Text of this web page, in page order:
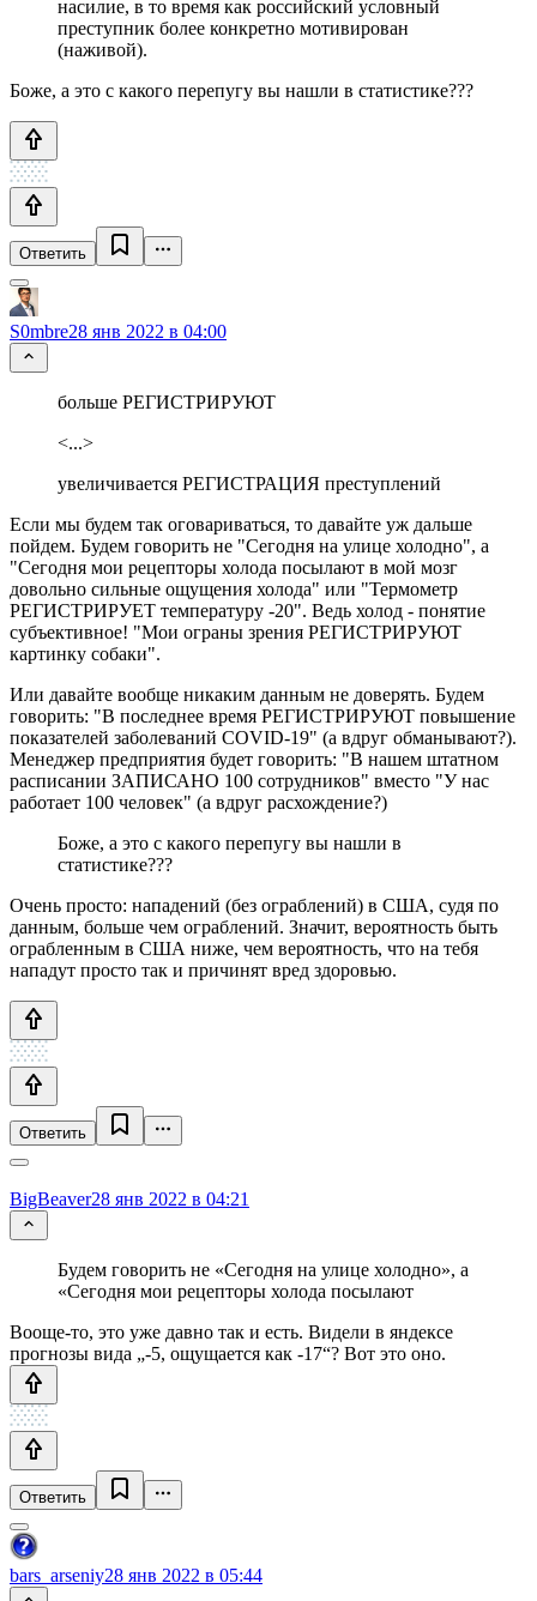
насилие, в то время как российский условный
преступник более конкретно мотивирован
(наживой).
Боже, а это с какого перепугу вы нашли в статистике???
Ответить
S0mbre28 янв 2022 в 04:00
больше РЕГИСТРИРУЮТ
<...>
увеличивается РЕГИСТРАЦИЯ преступлений
Если мы будем так оговариваться, то давайте уж дальше
пойдем. Будем говорить не "Сегодня на улице холодно", а
"Сегодня мои рецепторы холода посылают в мой мозг
довольно сильные ощущения холода" или "Термометр
РЕГИСТРИРУЕТ температуру -20". Ведь холод - понятие
субъективное! "Мои ограны зрения РЕГИСТРИРУЮТ
картинку собаки".
Или давайте вообще никаким данным не доверять. Будем
говорить: "В последнее время РЕГИСТРИРУЮТ повышение
показателей заболеваний COVID-19" (а вдруг обманывают?).
Менеджер предприятия будет говорить: "В нашем штатном
расписании ЗАПИСАНО 100 сотрудников" вместо "У нас
работает 100 человек" (а вдруг расхождение?)
Боже, а это с какого перепугу вы нашли в
статистике???
Очень просто: нападений (без ограблений) в США, судя по
данным, больше чем ограблений. Значит, вероятность быть
ограбленным в США ниже, чем вероятность, что на тебя
нападут просто так и причинят вред здоровью.
Ответить
BigBeaver28 янв 2022 в 04:21
Будем говорить не «Сегодня на улице холодно», а
«Сегодня мои рецепторы холода посылают
Вооще-то, это уже давно так и есть. Видели в яндексе
прогнозы вида „-5, ощущается как -17“? Вот это оно.
Ответить
bars_arseniy28 янв 2022 в 05:44